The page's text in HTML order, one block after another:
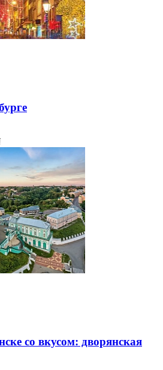
со вкусом: дворянская